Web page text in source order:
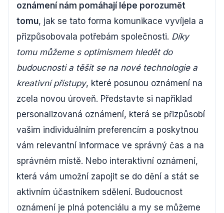
oznámení nám pomáhají lépe porozumět
tomu, jak se tato forma komunikace vyvíjela a
přizpůsobovala potřebám společnosti. Díky
tomu můžeme s optimismem hledět do
budoucnosti a těšit se na nové technologie a
kreativní přístupy, které posunou oznámení na
zcela novou úroveň. Představte si například
personalizovaná oznámení, která se přizpůsobí
vašim individuálním preferencím a poskytnou
vám relevantní informace ve správný čas a na
správném místě. Nebo interaktivní oznámení,
která vám umožní zapojit se do dění a stát se
aktivním účastníkem sdělení. Budoucnost
oznámení je plná potenciálu a my se můžeme